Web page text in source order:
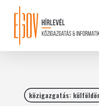
content
közigazgatás: